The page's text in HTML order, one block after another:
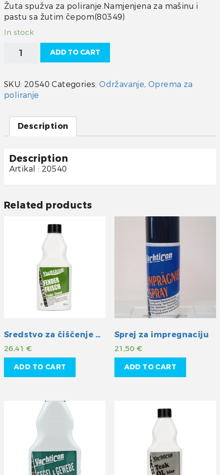
Žuta spužva za poliranje.Namjenjena za mašinu i
pastu sa žutim čepom(80349)
In stock
Spužva
žuta
quantity
ADD TO CART
SKU: 20540 Categories:Održavanje,Oprema za
poliranje
Description
Description
Artikal : 20540
Related products
Sredstvo za čiščenje bokobrana
26,41€
ADD TO CART
Sprej za impregnaciju
21,50€
ADD TO CART